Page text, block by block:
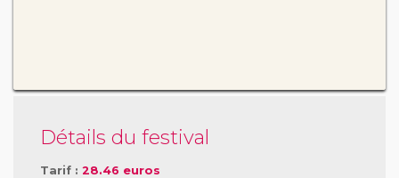
Détails du festival
Tarif : 28.46 euros